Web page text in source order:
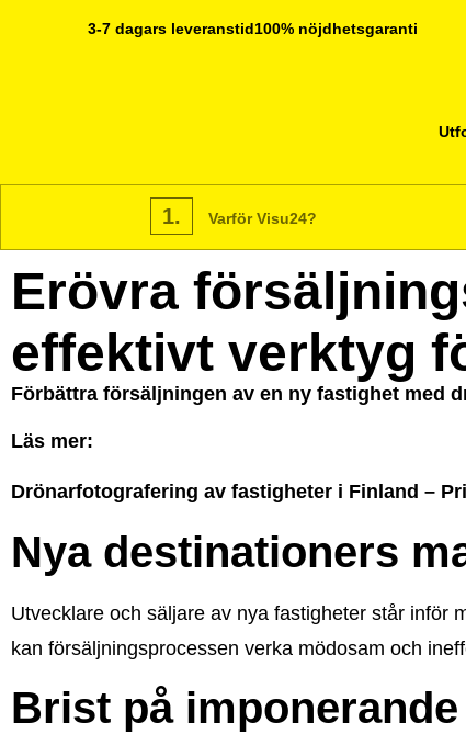
3-7 dagars leveranstid100% nöjdhetsgaranti
1. Varför Visu24?
Erövra
effektivt verktyg
Förbättra försäljningen av en ny fastighet med
Läs mer:
Drönarfotografering av fastigheter i Finland –
Nya destinationers
Utvecklare och säljare av nya fastigheter står inför
kan försäljningsprocessen verka mödosam och
Brist på